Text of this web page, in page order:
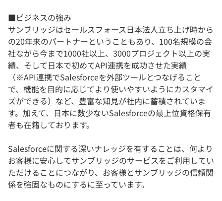
​​■ビジネスの強み
サンブリッジはセールスフォース日本法人立ち上げ時から
の20年来のパートナーということもあり、100名規模の会
社ながら今まで1000社以上、3000プロジェクト以上の実
績、そして日本で初めてAPI連携を成功させた実績
（※API連携でSalesforceを外部ツールとつなげること
で、機能を目的に応じてより使いやすいようにカスタマイ
ズができる）など、豊富な知見が社内に蓄積されていま
す。加えて、日本に数少ないSalesforceの最上位資格保有
者も在籍しております。
Salesforceに関する深いナレッジを有することは、何より
お客様に安心してサンブリッジのサービスをご利用してい
ただけることにつながり、お客様とサンブリッジの信頼関
係を強固なものにするに至っています。